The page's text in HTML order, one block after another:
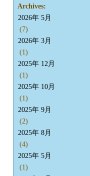
Archives:
2026年 5月
(7)
2026年 3月
(1)
2025年 12月
(1)
2025年 10月
(1)
2025年 9月
(2)
2025年 8月
(4)
2025年 5月
(1)